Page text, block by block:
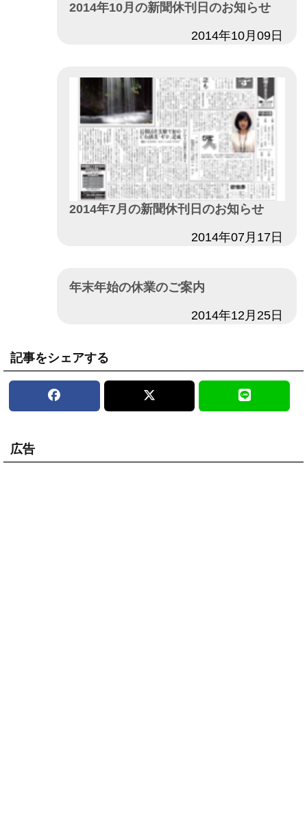
2014年10月の新聞休刊日のお知らせ
2014年10月09日
2014年7月の新聞休刊日のお知らせ
2014年07月17日
年末年始の休業のご案内
2014年12月25日
記事をシェアする
広告